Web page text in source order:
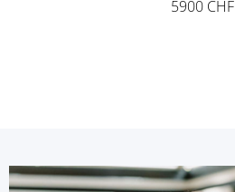
5900 CHF